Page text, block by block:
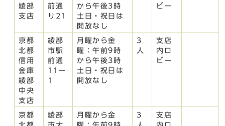
綾部
支店
前通
り21
から午後3時
土日・祝日は
開放なし
ビー
京都
北都
信用
金庫
綾部
中央
支店
綾部
市駅
前通
11ー
1
月曜から金
曜：午前9時
から午後3時
土日・祝日は
開放なし
3
人
支店
内ロ
ビー
京都
綾部
月曜から金
3
支店